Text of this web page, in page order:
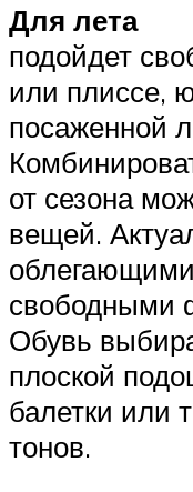
Для лета
подойдет
или плиссе,
посаженной
от сезона
вещей.
свободными
Обувь
плоской
балетки или
тонов.